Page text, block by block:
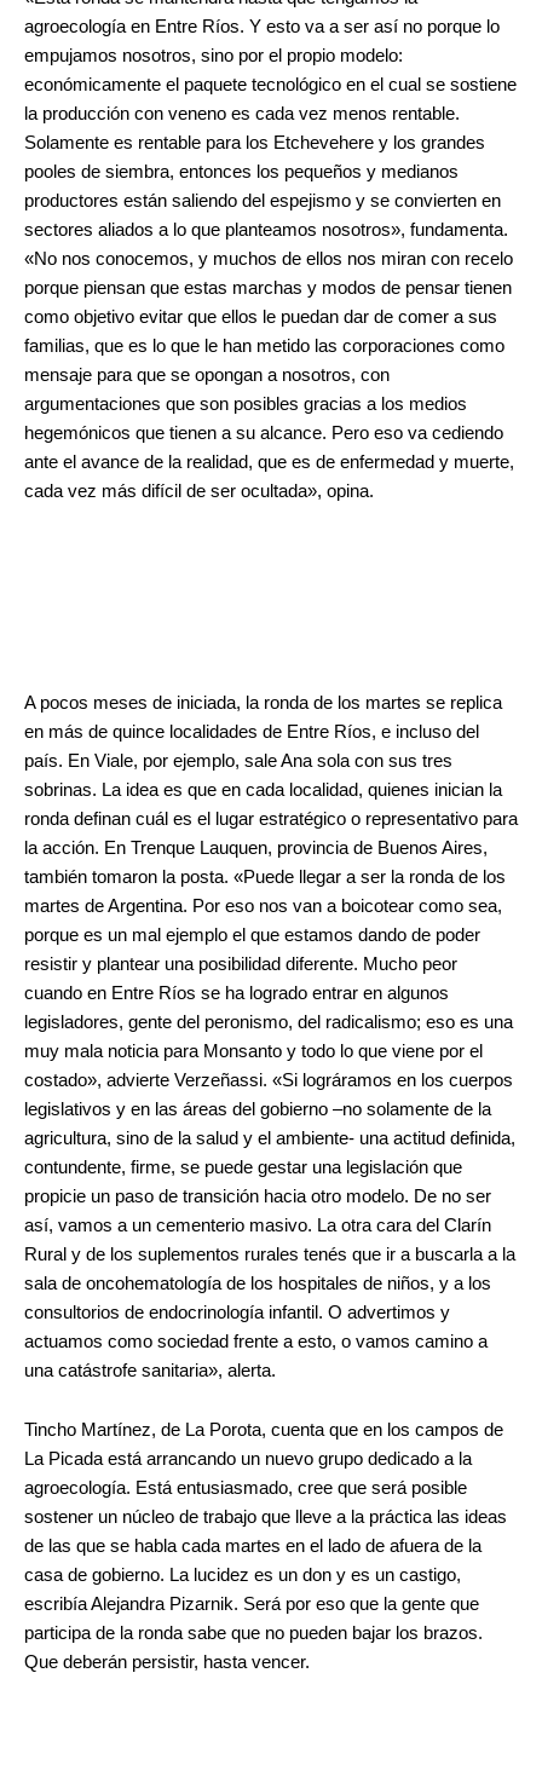
agroecología en Entre Ríos. Y esto va a ser así no porque lo
empujamos nosotros, sino por el propio modelo:
económicamente el paquete tecnológico en el cual se sostiene
la producción con veneno es cada vez menos rentable.
Solamente es rentable para los Etchevehere y los grandes
pooles de siembra, entonces los pequeños y medianos
productores están saliendo del espejismo y se convierten en
sectores aliados a lo que planteamos nosotros», fundamenta.
«No nos conocemos, y muchos de ellos nos miran con recelo
porque piensan que estas marchas y modos de pensar tienen
como objetivo evitar que ellos le puedan dar de comer a sus
familias, que es lo que le han metido las corporaciones como
mensaje para que se opongan a nosotros, con
argumentaciones que son posibles gracias a los medios
hegemónicos que tienen a su alcance. Pero eso va cediendo
ante el avance de la realidad, que es de enfermedad y muerte,
cada vez más difícil de ser ocultada», opina.
A pocos meses de iniciada, la ronda de los martes se replica
en más de quince localidades de Entre Ríos, e incluso del
país. En Viale, por ejemplo, sale Ana sola con sus tres
sobrinas. La idea es que en cada localidad, quienes inician la
ronda definan cuál es el lugar estratégico o representativo para
la acción. En Trenque Lauquen, provincia de Buenos Aires,
también tomaron la posta. «Puede llegar a ser la ronda de los
martes de Argentina. Por eso nos van a boicotear como sea,
porque es un mal ejemplo el que estamos dando de poder
resistir y plantear una posibilidad diferente. Mucho peor
cuando en Entre Ríos se ha logrado entrar en algunos
legisladores, gente del peronismo, del radicalismo; eso es una
muy mala noticia para Monsanto y todo lo que viene por el
costado», advierte Verzeñassi. «Si lográramos en los cuerpos
legislativos y en las áreas del gobierno –no solamente de la
agricultura, sino de la salud y el ambiente- una actitud definida,
contundente, firme, se puede gestar una legislación que
propicie un paso de transición hacia otro modelo. De no ser
así, vamos a un cementerio masivo. La otra cara del Clarín
Rural y de los suplementos rurales tenés que ir a buscarla a la
sala de oncohematología de los hospitales de niños, y a los
consultorios de endocrinología infantil. O advertimos y
actuamos como sociedad frente a esto, o vamos camino a
una catástrofe sanitaria», alerta.
Tincho Martínez, de La Porota, cuenta que en los campos de
La Picada está arrancando un nuevo grupo dedicado a la
agroecología. Está entusiasmado, cree que será posible
sostener un núcleo de trabajo que lleve a la práctica las ideas
de las que se habla cada martes en el lado de afuera de la
casa de gobierno. La lucidez es un don y es un castigo,
escribía Alejandra Pizarnik. Será por eso que la gente que
participa de la ronda sabe que no pueden bajar los brazos.
Que deberán persistir, hasta vencer.